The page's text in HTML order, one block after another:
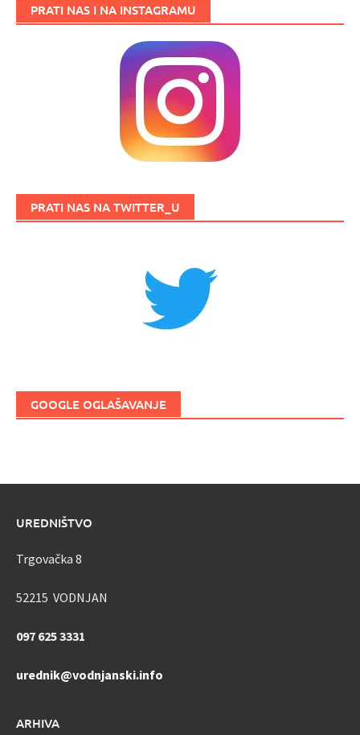
PRATI NAS I NA INSTAGRAMU
PRATI NAS NA TWITTER_U
GOOGLE OGLAŠAVANJE
UREDNIŠTVO
Trgovačka 8
52215 VODNJAN
097 625 3331
urednik@vodnjanski.info
ARHIVA